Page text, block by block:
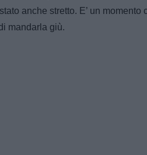
anche stretto. E’ un
mandarla giù.